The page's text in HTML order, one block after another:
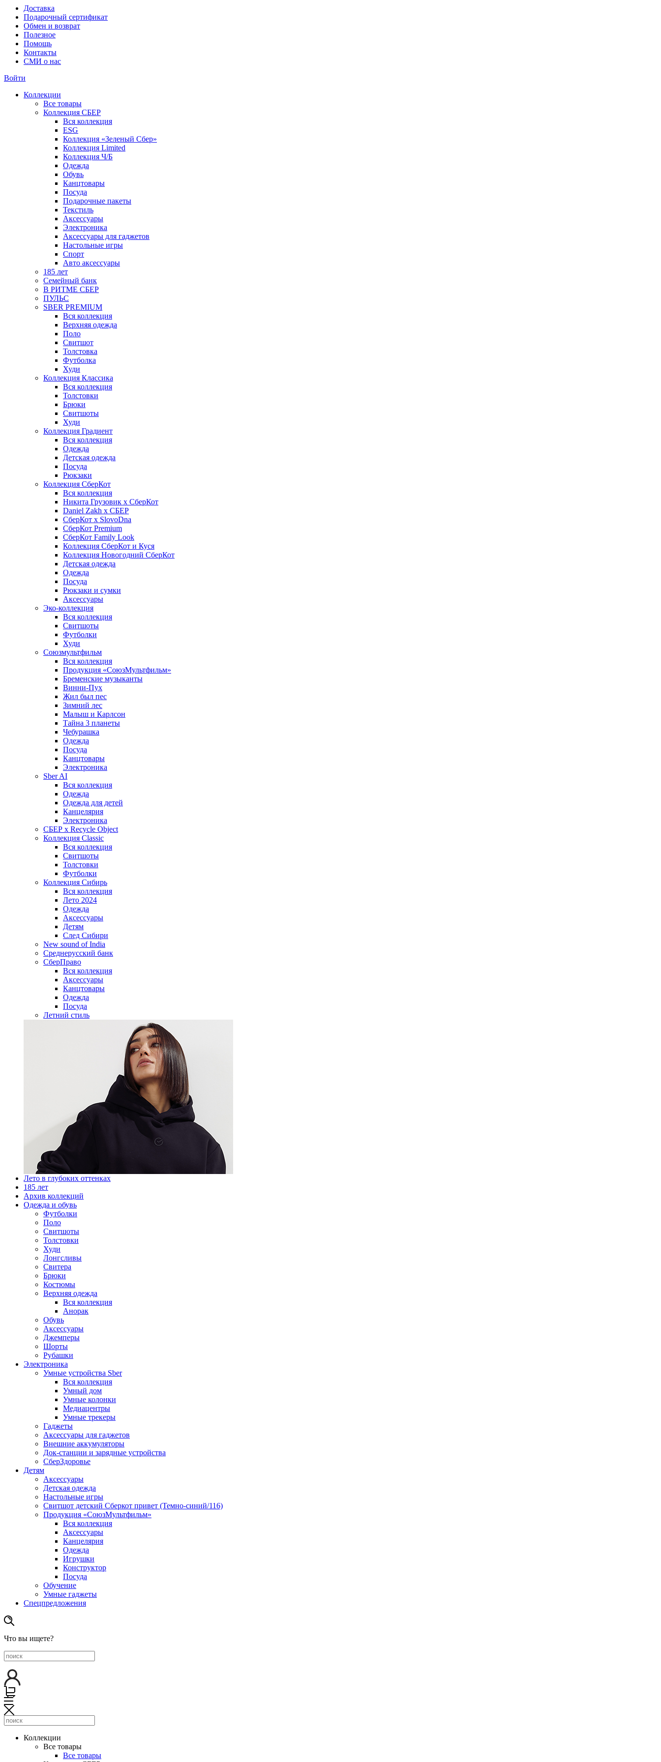
Доставка
Подарочный сертификат
Обмен и возврат
Полезное
Помощь
Контакты
СМИ о нас
Войти
Коллекции
Все товары
Коллекция СБЕР
Вся коллекция
ESG
Коллекция «Зеленый Сбер»
Коллекция Limited
Коллекция Ч/Б
Одежда
Обувь
Канцтовары
Посуда
Подарочные пакеты
Текстиль
Аксессуары
Электроника
Аксессуары для гаджетов
Настольные игры
Спорт
Авто аксессуары
185 лет
Семейный банк
В РИТМЕ СБЕР
ПУЛЬС
SBER PREMIUM
Вся коллекция
Верхняя одежда
Поло
Свитшот
Толстовка
Футболка
Худи
Коллекция Классика
Вся коллекция
Толстовки
Брюки
Свитшоты
Худи
Коллекция Градиент
Вся коллекция
Одежда
Детская одежда
Посуда
Рюкзаки
Коллекция СберКот
Вся коллекция
Никита Грузовик х СберКот
Daniel Zakh x СБЕР
СберКот x SlovoDna
СберКот Premium
СберКот Family Look
Коллекция СберКот и Куся
Коллекция Новогодний СберКот
Детская одежда
Одежда
Посуда
Рюкзаки и сумки
Аксессуары
Эко-коллекция
Вся коллекция
Свитшоты
Футболки
Худи
Союзмультфильм
Вся коллекция
Продукция «СоюзМультфильм»
Бременские музыканты
Винни-Пух
Жил был пес
Зимний лес
Малыш и Карлсон
Тайна 3 планеты
Чебурашка
Одежда
Посуда
Канцтовары
Электроника
Sber AI
Вся коллекция
Одежда
Одежда для детей
Канцелярия
Электроника
СБЕР x Recycle Object
Коллекция Classic
Вся коллекция
Свитшоты
Толстовки
Футболки
Коллекция Сибирь
Вся коллекция
Лето 2024
Одежда
Аксессуары
Детям
След Сибири
New sound of India
Среднерусский банк
СберПраво
Вся коллекция
Аксессуары
Канцтовары
Одежда
Посуда
Летний стиль
Лето в глубоких оттенках
185 лет
Архив коллекций
Одежда и обувь
Футболки
Поло
Свитшоты
Толстовки
Худи
Лонгсливы
Свитера
Брюки
Костюмы
Верхняя одежда
Вся коллекция
Анорак
Обувь
Аксессуары
Джемперы
Шорты
Рубашки
Электроника
Умные устройства Sber
Вся коллекция
Умный дом
Умные колонки
Медиацентры
Умные трекеры
Гаджеты
Аксессуары для гаджетов
Внешние аккумуляторы
Док-станции и зарядные устройства
СберЗдоровье
Детям
Аксессуары
Детская одежда
Настольные игры
Свитшот детский Сберкот привет (Темно-синий/116)
Продукция «СоюзМультфильм»
Вся коллекция
Аксессуары
Канцелярия
Одежда
Игрушки
Конструктор
Посуда
Обучение
Умные гаджеты
Спецпредложения
Что вы ищете?
Коллекции
Все товары
Все товары